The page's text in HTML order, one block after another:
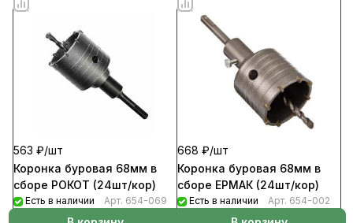
563 ₽/шт
Коронка буровая 68мм в
сборе РОКОТ (24шт/кор)
Есть в наличии Арт. 654-069
668 ₽/шт
Коронка буровая 68мм в
сборе ЕРМАК (24шт/кор)
Есть в наличии Арт. 654-002